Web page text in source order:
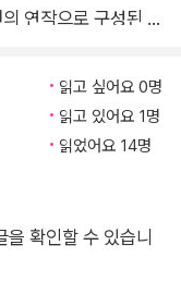
연작으로 구성된 이
만들어져 관객들의 주
은 듯한 신맛이 나는
틀로, 구체적으로는
여주인공이 입술이 마
럼 청랑했던 우리들
읽고 싶어요 0명
읽고 있어요 1명
읽었어요 14명
확인할 수 있습니